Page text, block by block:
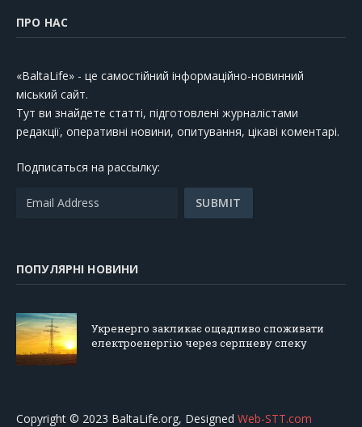
ПРО НАС
«BaltaLife» - це самостійний інформаційно-новинний
міський сайт.
Тут ви знайдете статті, підготовлені журналістами
редакції, оперативні новини, опитування, цікаві коментарі.
Подписаться на рассылку:
ПОПУЛЯРНІ НОВИНИ
Укренерго закликає ощадливо споживати
електроенергію через серпневу спеку
Copyright © 2023 BaltaLife.org, Designed Web-STT.com